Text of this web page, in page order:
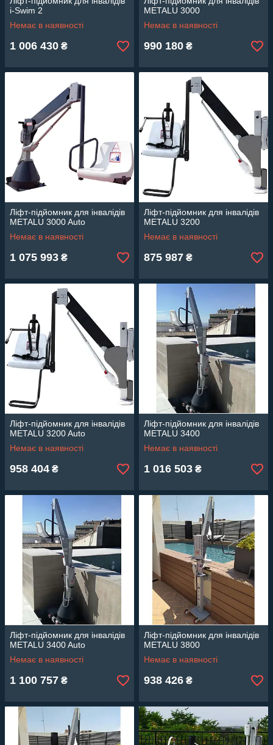
i-Swim 2
Немає в наявності
1 006 430 ₴
METALU 3000
Немає в наявності
990 180 ₴
Ліфт-підйомник для інвалідів
METALU 3000 Auto
Немає в наявності
1 075 993 ₴
Ліфт-підйомник для інвалідів
METALU 3200
Немає в наявності
875 987 ₴
Ліфт-підйомник для інвалідів
METALU 3200 Auto
Немає в наявності
958 404 ₴
Ліфт-підйомник для інвалідів
METALU 3400
Немає в наявності
1 016 503 ₴
Ліфт-підйомник для інвалідів
METALU 3400 Auto
Немає в наявності
1 100 757 ₴
Ліфт-підйомник для інвалідів
METALU 3800
Немає в наявності
938 426 ₴